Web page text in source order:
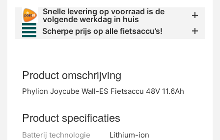
Snelle levering op voorraad is de
volgende werkdag in huis
Scherpe prijs op alle fietsaccu’s!
Product omschrijving
Phylion Joycube Wall-ES Fietsaccu 48V 11.6Ah
Product specificaties
Batterij technologie
Lithium-ion